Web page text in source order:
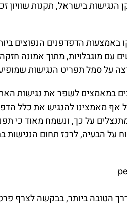
עם מוגבלויות, מתוך אמונה
על סמל תפריט הנגישות
במאמצים לשפר את נגישות
אף מאמצינו להנגיש את כלל
מתנצלים על כך, ונשמח מאוד כי
על הבעיה, לרכז תחום הנגישות
הטובה ביותר, בבקשה לצרף